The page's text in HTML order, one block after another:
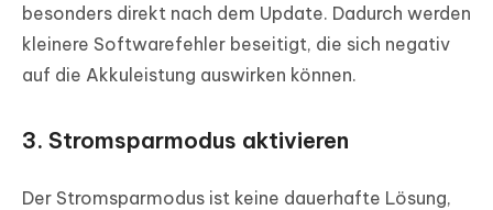
besonders direkt nach dem Update. Dadurch werden
kleinere Softwarefehler beseitigt, die sich negativ
auf die Akkuleistung auswirken können.
3. Stromsparmodus aktivieren
Der Stromsparmodus ist keine dauerhafte Lösung,